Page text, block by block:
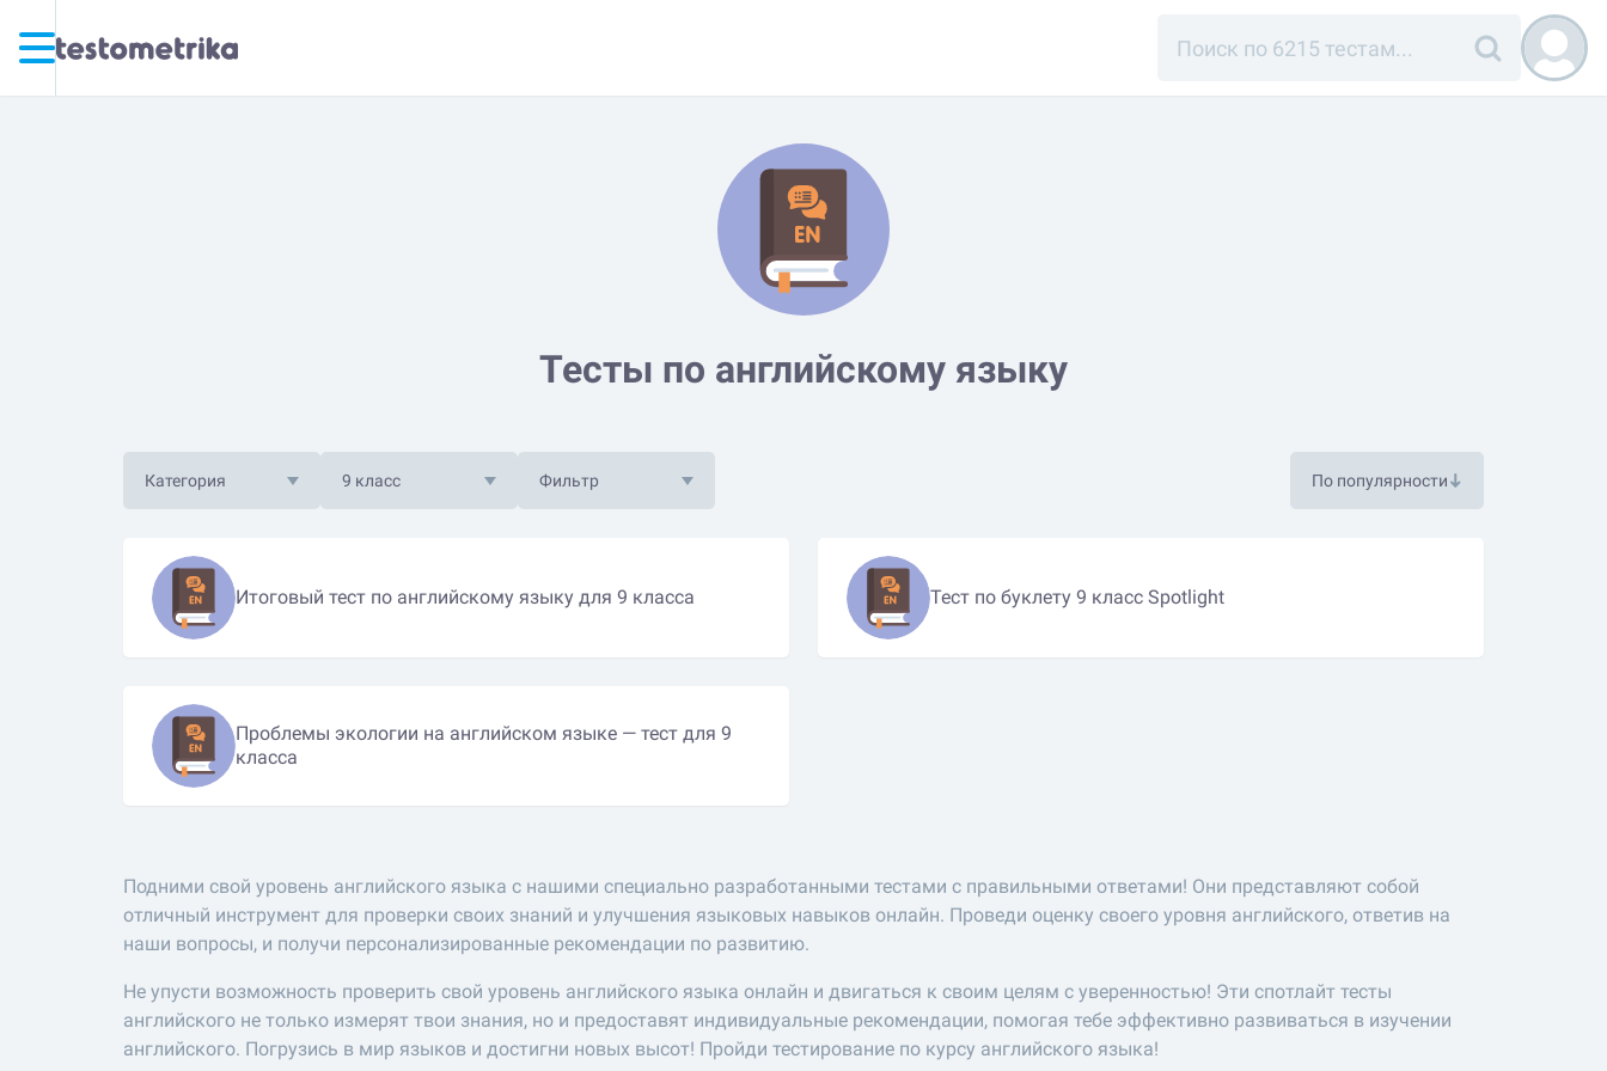
Тесты по английскому языку
Категория 9 класс Фильтр По популярности
Итоговый тест по английскому языку для 9 класса Тест по буклету 9 класс Spotlight
Проблемы экологии на английском языке — тест для 9
класса
Подними свой уровень английского языка с нашими специально разработанными тестами с правильными ответами! Они представляют собой
отличный инструмент для проверки своих знаний и улучшения языковых навыков онлайн. Проведи оценку своего уровня английского, ответив на
наши вопросы, и получи персонализированные рекомендации по развитию.
Не упусти возможность проверить свой уровень английского языка онлайн и двигаться к своим целям с уверенностью! Эти спотлайт тесты
английского не только измерят твои знания, но и предоставят индивидуальные рекомендации, помогая тебе эффективно развиваться в изучении
английского. Погрузись в мир языков и достигни новых высот! Пройди тестирование по курсу английского языка!